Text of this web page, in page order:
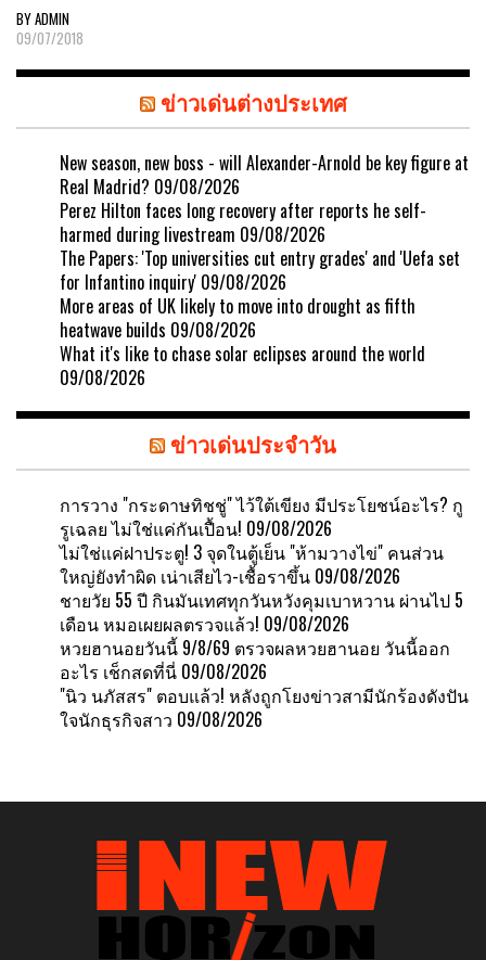
BY ADMIN
09/07/2018
ข่าวเด่นต่างประเทศ
New season, new boss - will Alexander-Arnold be key figure at
Real Madrid? 09/08/2026
Perez Hilton faces long recovery after reports he self-
harmed during livestream 09/08/2026
The Papers: 'Top universities cut entry grades' and 'Uefa set
for Infantino inquiry' 09/08/2026
More areas of UK likely to move into drought as fifth
heatwave builds 09/08/2026
What it's like to chase solar eclipses around the world
09/08/2026
ข่าวเด่นประจำวัน
การวาง "กระดาษทิชชู่" ไว้ใต้เขียง มีประโยชน์อะไร? กู
รูเฉลย ไม่ใช่แค่กันเปื้อน! 09/08/2026
ไม่ใช่แค่ฝาประตู! 3 จุดในตู้เย็น "ห้ามวางไข่" คนส่วน
ใหญ่ยังทำผิด เน่าเสียไว-เชื้อราขึ้น 09/08/2026
ชายวัย 55 ปี กินมันเทศทุกวันหวังคุมเบาหวาน ผ่านไป 5
เดือน หมอเผยผลตรวจแล้ว! 09/08/2026
หวยฮานอยวันนี้ 9/8/69 ตรวจผลหวยฮานอย วันนี้ออก
อะไร เช็กสดที่นี่ 09/08/2026
"นิว นภัสสร" ตอบแล้ว! หลังถูกโยงข่าวสามีนักร้องดังปัน
ใจนักธุรกิจสาว 09/08/2026